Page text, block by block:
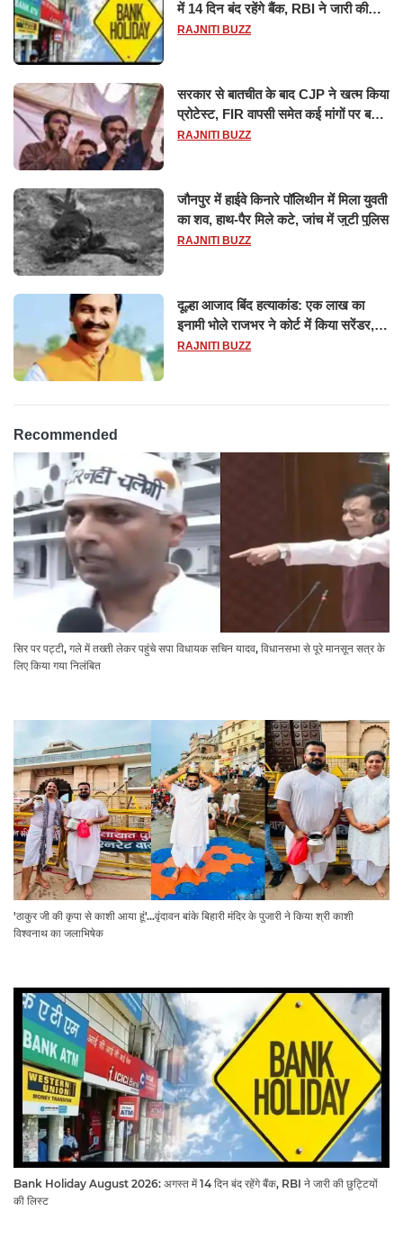
में 14 दिन बंद रहेंगे बैंक, RBI ने जारी की
छुट्टियों की लिस्ट​​​​​​​
RAJNITI BUZZ
सरकार से बातचीत के बाद CJP ने खत्म किया
प्रोटेस्ट, FIR वापसी समेत कई मांगों पर बनी
सहमति
RAJNITI BUZZ
जौनपुर में हाईवे किनारे पॉलिथीन में मिला युवती
का शव, हाथ-पैर मिले कटे, जांच में जुटी पुलिस
RAJNITI BUZZ
दूल्हा आजाद बिंद हत्याकांड: एक लाख का
इनामी भोले राजभर ने कोर्ट में किया सरेंडर,
14 दिन के लिए भेजा गया जेल
RAJNITI BUZZ
Recommended
सिर पर पट्टी, गले में तख्ती लेकर पहुंचे सपा विधायक सचिन यादव, विधानसभा से पूरे मानसून सत्र के
लिए किया गया निलंबित
'ठाकुर जी की कृपा से काशी आया हूं'...वृंदावन बांके बिहारी मंदिर के पुजारी ने किया श्री काशी
विश्वनाथ का जलाभिषेक
Bank Holiday August 2026: अगस्त में 14 दिन बंद रहेंगे बैंक, RBI ने जारी की छुट्टियों
की लिस्ट​​​​​​​